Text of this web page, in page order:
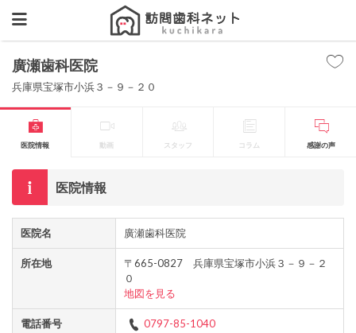
廣瀬歯科医院
兵庫県宝塚市小浜３－９－２０
医院情報 動画 スタッフ コラム 感謝の声
医院情報
医院名 廣瀬歯科医院
所在地
〒665-0827 兵庫県宝塚市小浜３－９－２
０
地図を見る
電話番号 0797-85-1040